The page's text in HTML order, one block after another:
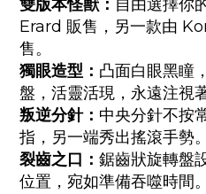
雙版本怪獸： 自由選擇你
Erard 販售，另一款由
售。
獨眼造型： 凸面白眼黑瞳
盤，活靈活現，永遠注視
叛逆分針： 中央分針不按
指，另一端秀出搖滾手勢。
裂齒之口： 鋸齒狀旋轉盤
位置，宛如準備吞噬時間。